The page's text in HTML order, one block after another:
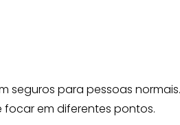
seguros para pessoas
em diferentes pontos.